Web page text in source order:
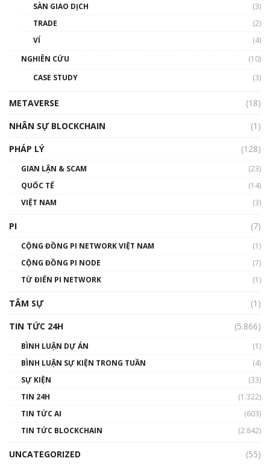
thống & Crypto qua các cuộc chiến | Phổ cập
01:32:59
gió ấm
Talkshow 14: MemeCoin – Trò đùa tỷ đô
01:29:26
SÀN GIAO DỊCH
(3)
TRADE
(2)
VÍ
(4)
NGHIÊN CỨU
(10)
CASE STUDY
(3)
METAVERSE
(18)
NHÂN SỰ BLOCKCHAIN
(1)
PHÁP LÝ
(128)
GIAN LẬN & SCAM
(23)
QUỐC TẾ
(14)
VIỆT NAM
(3)
PI (7)
CỘNG ĐỒNG PI NETWORK VIỆT NAM
(1)
CỘNG ĐỒNG PI NODE
(7)
TỪ ĐIỂN PI NETWORK
(1)
TÂM SỰ
(1)
TIN TỨC 24H
(5.866)
BÌNH LUẬN DỰ ÁN
(1)
BÌNH LUẬN SỰ KIỆN TRONG TUẦN
(4)
SỰ KIỆN
(33)
TIN 24H
(1.322)
TIN TỨC AI
(603)
TIN TỨC BLOCKCHAIN
(2.842)
UNCATEGORIZED (55)